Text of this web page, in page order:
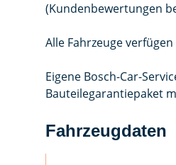
(Kundenbewertungen
Alle Fahrzeuge
Eigene Bosch-Car-
Bauteilegarantiepaket
Fahrzeugdaten